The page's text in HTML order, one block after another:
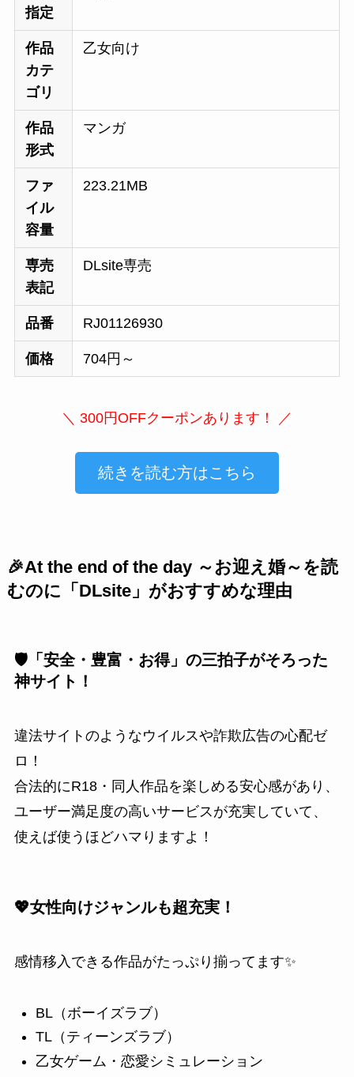
指定
作品
カテ
ゴリ
乙女向け
作品
形式
マンガ
ファ
イル
容量
223.21MB
専売
表記
DLsite専売
品番 RJ01126930
価格 704円～
＼ 300円OFFクーポンあります！ ／
続きを読む方はこちら
🎉At the end of the day ～お迎え婚～を読
むのに「DLsite」がおすすめな理由
🛡️「安全・豊富・お得」の三拍子がそろった
神サイト！
違法サイトのようなウイルスや詐欺広告の心配ゼ
ロ！
合法的にR18・同人作品を楽しめる安心感があり、
ユーザー満足度の高いサービスが充実していて、
使えば使うほどハマりますよ！
💖女性向けジャンルも超充実！
感情移入できる作品がたっぷり揃ってます✨
BL（ボーイズラブ）
TL（ティーンズラブ）
乙女ゲーム・恋愛シミュレーション